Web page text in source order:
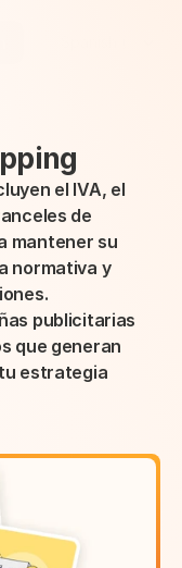
el IVA, el
de
mantener su
normativa y
publicitarias
que generan
estrategia